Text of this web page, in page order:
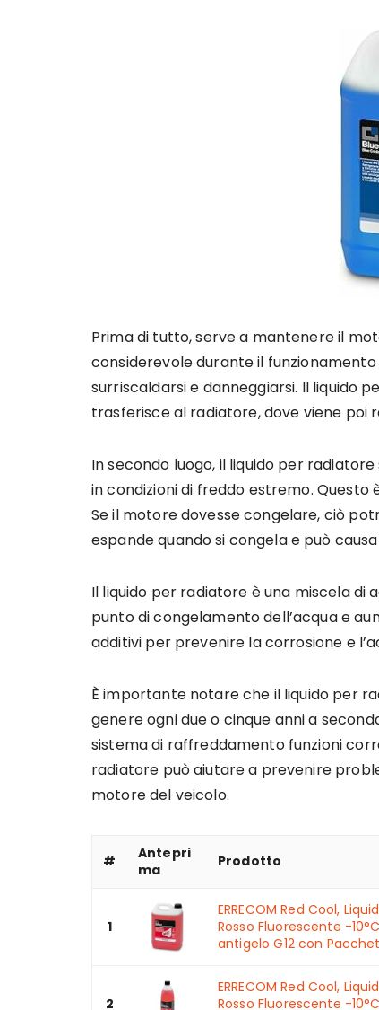
Prima di tutto, serve a mantenere il
considerevole durante il
surriscaldarsi e danneggiarsi. Il liquido
trasferisce al radiatore, dove viene
In secondo luogo, il liquido per
in condizioni di freddo estremo. Questo
Se il motore dovesse congelare, ciò
espande quando si congela e può
Il liquido per radiatore è una miscela di
punto di congelamento dell’acqua e
additivi per prevenire la corrosione e
È importante notare che il liquido per
genere ogni due o cinque anni a
sistema di raffreddamento funzioni
radiatore può aiutare a prevenire
motore del veicolo.
#
Antepri
ma
Prodotto
1
ERRECOM Red Cool,
Rosso Fluorescente -
antigelo G12 con
2
ERRECOM Red Cool,
Rosso Fluorescente -